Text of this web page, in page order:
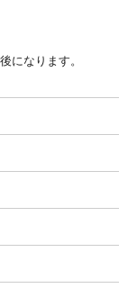
になります。